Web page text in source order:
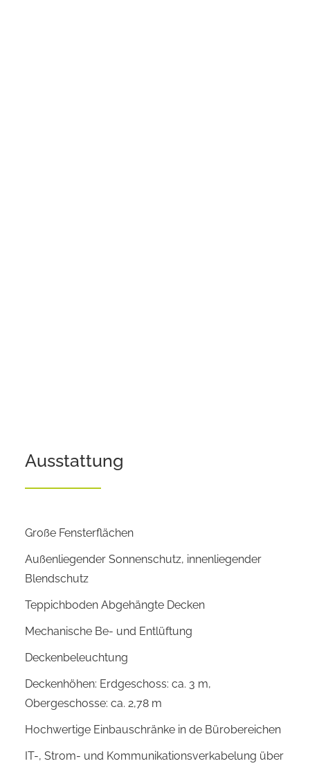
Ausstattung
Große Fensterflächen
Außenliegender Sonnenschutz, innenliegender
Blendschutz
Teppichboden Abgehängte Decken
Mechanische Be- und Entlüftung
Deckenbeleuchtung
Deckenhöhen: Erdgeschoss: ca. 3 m,
Obergeschosse: ca. 2,78 m
Hochwertige Einbauschränke in de Bürobereichen
IT-, Strom- und Kommunikationsverkabelung über